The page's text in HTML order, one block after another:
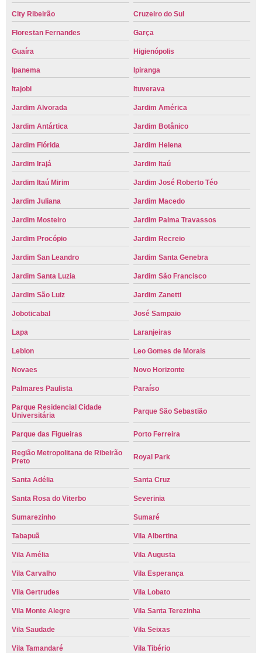
City Ribeirão Cruzeiro do Sul
Florestan Fernandes Garça
Guaíra Higienópolis
Ipanema Ipiranga
Itajobi Ituverava
Jardim Alvorada Jardim América
Jardim Antártica Jardim Botânico
Jardim Flórida Jardim Helena
Jardim Irajá Jardim Itaú
Jardim Itaú Mirim Jardim José Roberto Téo
Jardim Juliana Jardim Macedo
Jardim Mosteiro Jardim Palma Travassos
Jardim Procópio Jardim Recreio
Jardim San Leandro Jardim Santa Genebra
Jardim Santa Luzia Jardim São Francisco
Jardim São Luiz Jardim Zanetti
Joboticabal José Sampaio
Lapa Laranjeiras
Leblon Leo Gomes de Morais
Novaes Novo Horizonte
Palmares Paulista Paraíso
Parque Residencial Cidade
Universitária
Parque São Sebastião
Parque das Figueiras Porto Ferreira
Região Metropolitana de Ribeirão
Preto
Royal Park
Santa Adélia Santa Cruz
Santa Rosa do Viterbo Severinia
Sumarezinho Sumaré
Tabapuã Vila Albertina
Vila Amélia Vila Augusta
Vila Carvalho Vila Esperança
Vila Gertrudes Vila Lobato
Vila Monte Alegre Vila Santa Terezinha
Vila Saudade Vila Seixas
Vila Tamandaré
Vila Tibério